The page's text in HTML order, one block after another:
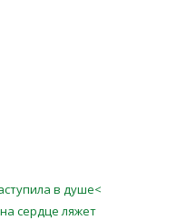
в душе<
сердце ляжет